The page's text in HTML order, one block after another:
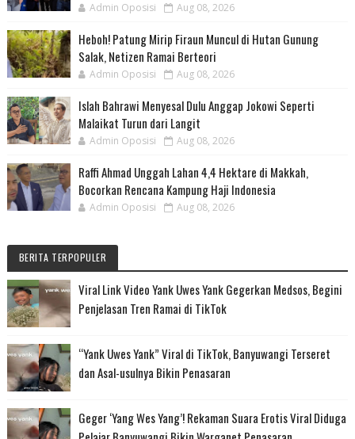
Admin Oposisi Aug 08, 2026
Heboh! Patung Mirip Firaun Muncul di Hutan Gunung
Salak, Netizen Ramai Berteori
Admin Oposisi Aug 08, 2026
Islah Bahrawi Menyesal Dulu Anggap Jokowi Seperti
Malaikat Turun dari Langit
Admin Oposisi Aug 08, 2026
Raffi Ahmad Unggah Lahan 4,4 Hektare di Makkah,
Bocorkan Rencana Kampung Haji Indonesia
Admin Oposisi Aug 08, 2026
BERITA TERPOPULER
Viral Link Video Yank Uwes Yank Gegerkan Medsos, Begini
Penjelasan Tren Ramai di TikTok
“Yank Uwes Yank” Viral di TikTok, Banyuwangi Terseret
dan Asal-usulnya Bikin Penasaran
Geger ‘Yang Wes Yang’! Rekaman Suara Erotis Viral Diduga